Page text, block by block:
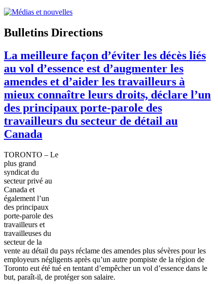
Bulletins Directions
La meilleure façon d’éviter les décès liés
au vol d’essence est d’augmenter les
amendes et d’aider les travailleurs à
mieux connaître leurs droits, déclare l’un
des principaux porte-parole des
travailleurs du secteur de détail au
Canada
TORONTO – Le
plus grand
syndicat du
secteur privé au
Canada et
également l’un
des principaux
porte-parole des
travailleurs et
travailleuses du
secteurde la
vente au détail du pays réclame des amendes plus sévères pour les
employeurs négligents après qu’un autre pompiste de la région de
Toronto eut été tué en tentant d’empêcherun vol d’essence dans le
but, paraît-il, de protégerson salaire.